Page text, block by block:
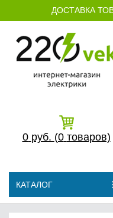
ДОСТАВКА
0 руб. (0 товаров)
КАТАЛОГ